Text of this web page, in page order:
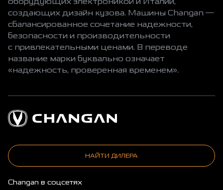
создающих дизайн кузова. Машины Changan —
сбалансированное сочетание надежности,
безопасности и производительности
с привлекательными ценами. В переводе
название марки буквально означает
«надежность, проверенная временем».
НАЙТИ ДИЛЕРА
Changan в соцсетях